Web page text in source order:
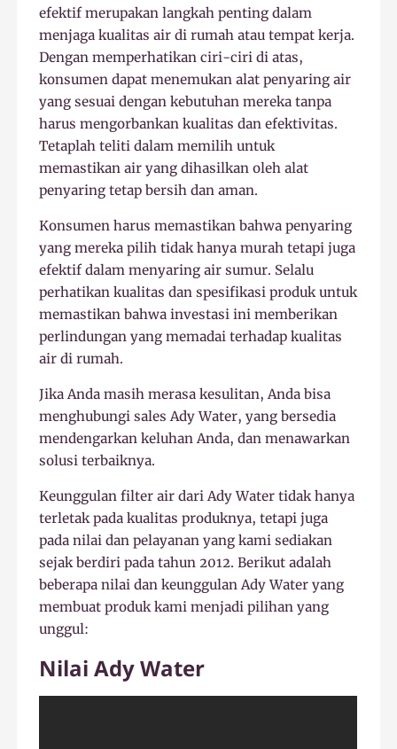
efektif merupakan langkah penting dalam
menjaga kualitas air di rumah atau tempat kerja.
Dengan memperhatikan ciri-ciri di atas,
konsumen dapat menemukan alat penyaring air
yang sesuai dengan kebutuhan mereka tanpa
harus mengorbankan kualitas dan efektivitas.
Tetaplah teliti dalam memilih untuk
memastikan air yang dihasilkan oleh alat
penyaring tetap bersih dan aman.
Konsumen harus memastikan bahwa penyaring
yang mereka pilih tidak hanya murah tetapi juga
efektif dalam menyaring air sumur. Selalu
perhatikan kualitas dan spesifikasi produk untuk
memastikan bahwa investasi ini memberikan
perlindungan yang memadai terhadap kualitas
air di rumah.
Jika Anda masih merasa kesulitan, Anda bisa
menghubungi sales Ady Water, yang bersedia
mendengarkan keluhan Anda, dan menawarkan
solusi terbaiknya.
Keunggulan filter air dari Ady Water tidak hanya
terletak pada kualitas produknya, tetapi juga
pada nilai dan pelayanan yang kami sediakan
sejak berdiri pada tahun 2012. Berikut adalah
beberapa nilai dan keunggulan Ady Water yang
membuat produk kami menjadi pilihan yang
unggul:
Nilai Ady Water